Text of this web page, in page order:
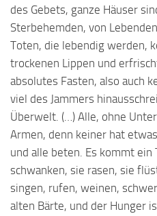
des Gebets, ganze Häuser
Sterbehemden, von
Toten, die lebendig werden,
trockenen Lippen und
absolutes Fasten, also auch
viel des Jammers
Überwelt. (…) Alle, ohne
Armen, denn keiner hat
und alle beten. Es kommt ein
schwanken, sie rasen, sie
singen, rufen, weinen,
alten Bärte, und der Hunger